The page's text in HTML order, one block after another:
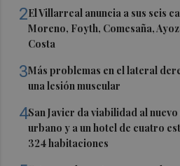
2El Villarreal anuncia a sus seis
Moreno, Foyth, Comesaña,
Costa
3Más problemas en el lateral
una lesión muscular
4San Javier da viabilidad al
urbano y a un hotel de cuatro
324 habitaciones